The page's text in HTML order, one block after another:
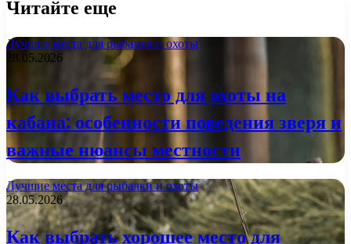
Читайте еще
Лучшие места для рыбалки и охоты
28.05.2026
Как выбрать место для охоты на
кабана: особенности поведения зверя и
важные нюансы местности
Лучшие места для рыбалки и охоты
28.05.2026
Как выбрать хорошее место для